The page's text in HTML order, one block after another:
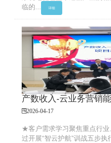
临的...
详细
产数收入-云业务营销
2026-04-17
★客户需求学习聚焦重点行业
过开展“智云护航”训战五步